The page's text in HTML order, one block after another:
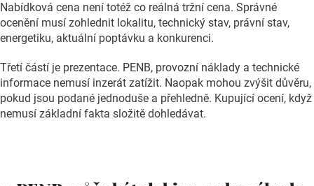
Nabídková cena není totéž co reálná tržní cena. Správné
ocenění musí zohlednit lokalitu, technický stav, právní stav,
energetiku, aktuální poptávku a konkurenci.
Třetí částí je prezentace. PENB, provozní náklady a technické
informace nemusí inzerát zatížit. Naopak mohou zvýšit důvěru,
pokud jsou podané jednoduše a přehledně. Kupující ocení, když
nemusí základní fakta složitě dohledávat.